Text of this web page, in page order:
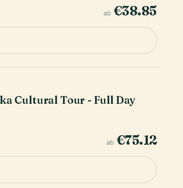
ab €38.85
Cultural Tour - Full Day
ab €75.12